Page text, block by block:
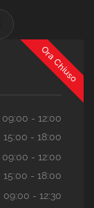
Ora Chiuso
09:00 - 12:00
15:00 - 18:00
09:00 - 12:00
15:00 - 18:00
09:00 - 12:30